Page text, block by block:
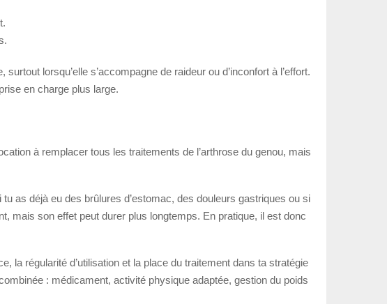
lorsqu’elle s’accompagne de raideur ou d’inconfort à l’effort.
en charge plus large.
à remplacer tous les traitements de l’arthrose du genou, mais
as déjà eu des brûlures d’estomac, des douleurs gastriques ou si
mais son effet peut durer plus longtemps. En pratique, il est donc
la régularité d’utilisation et la place du traitement dans ta stratégie
: médicament, activité physique adaptée, gestion du poids